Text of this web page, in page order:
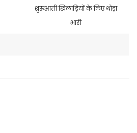
शुरुआती खिलाड़ियों के लिए थोड़ा
भारी